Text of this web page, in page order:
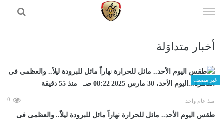
الى
أخبار متداوَلة
غير مصنف
منذ عام واحد 0
طقس اليوم الأحد.. مائل للحرارة نهاراً مائل للبرودة ليلاً.. والعظمى فى